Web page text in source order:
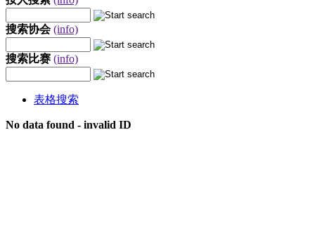
搜索协会 (info)
搜索比赛 (info)
表格搜索
No data found - invalid ID